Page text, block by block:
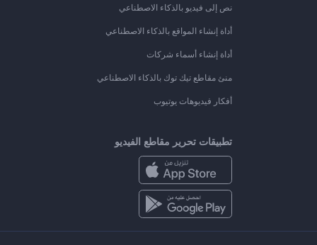
نص إلى فيديو بالذكاء الاصطناعي
أداة إنشاء المواقع بالذكاء الاصطناعي
أداة إنشاء أسماء شركات
منئ مقاطع تيك توك بالذكاء الاصطناعي
أفكار فيديوهات يوتيوب
تطبيقات تحرير مقاطع الفيديو